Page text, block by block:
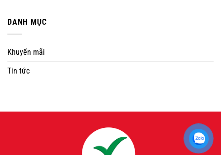
DANH MỤC
Khuyến mãi
Tin tức